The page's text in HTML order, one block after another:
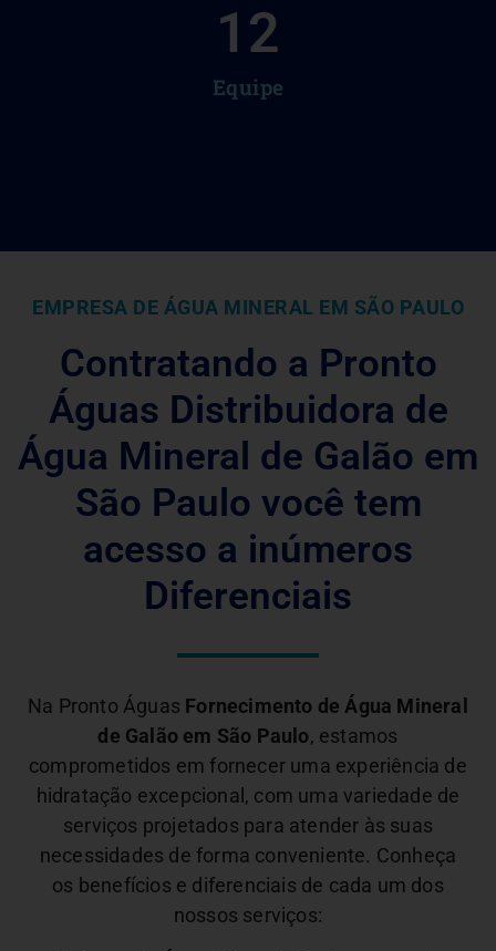
Equipe
12
EMPRESA DE ÁGUA MINERAL EM SÃO PAULO
Contratando a Pronto
Águas Distribuidora de
Água Mineral de Galão em
São Paulo você tem
acesso a inúmeros
Diferenciais
Na Pronto Águas Fornecimento de Água Mineral
de Galão em São Paulo, estamos
comprometidos em fornecer uma experiência de
hidratação excepcional, com uma variedade de
serviços projetados para atender às suas
necessidades de forma conveniente. Conheça
os benefícios e diferenciais de cada um dos
nossos serviços: